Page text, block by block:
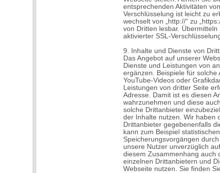
entsprechenden Aktivitäten
Verschlüsselung ist leicht zu
wechselt von „http://“ zu
von Dritten lesbar.
aktivierter SSL-
9. Inhalte und Dienste von
Das Angebot auf unserer
Dienste und Leistungen von
ergänzen. Beispiele für
YouTube-Videos oder
Leistungen von dritter Seite
Adresse. Damit ist es diesen
wahrzunehmen und diese
solche Drittanbieter
der Inhalte nutzen. Wir haben
Drittanbieter gegebenenfalls
kann zum Beispiel
Speicherungsvorgängen
unsere Nutzer unverzüglich
diesem Zusammenhang auch
einzelnen Drittanbietern und
Webseite nutzen. Sie finden